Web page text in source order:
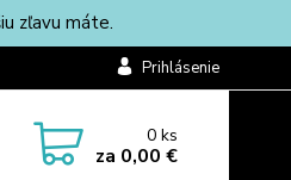
zľavu máte.
Prihlásenie
0ks
za 0,00 €